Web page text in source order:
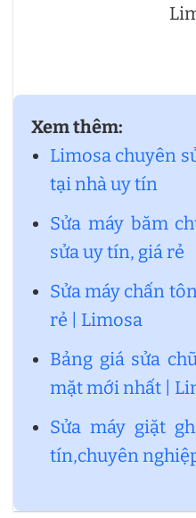
Xem thêm:
Limosa chuyên
tại nhà uy tín
Sửa máy băm
sửa uy tín, giá rẻ
Sửa máy chấn
rẻ | Limosa
Bảng giá sửa
mặt mới nhất |
Sửa máy giặt
tín,chuyên